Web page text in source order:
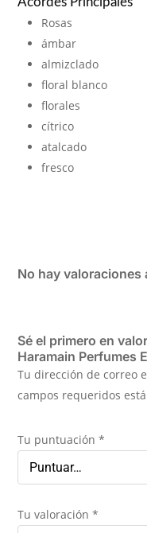
Rosas
ámbar
almizclado
floral blanco
florales
cítrico
atalcado
fresco
No hay valoraciones
Sé el primero en
Haramain Perfumes
Tu dirección de correo
campos requeridos
Tu puntuación*
Tu valoración*